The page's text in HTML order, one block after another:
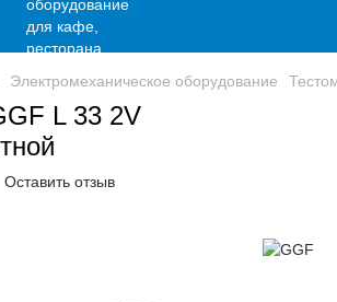
Электромеханическое оборудование
L 33 2V
Оставить отзыв